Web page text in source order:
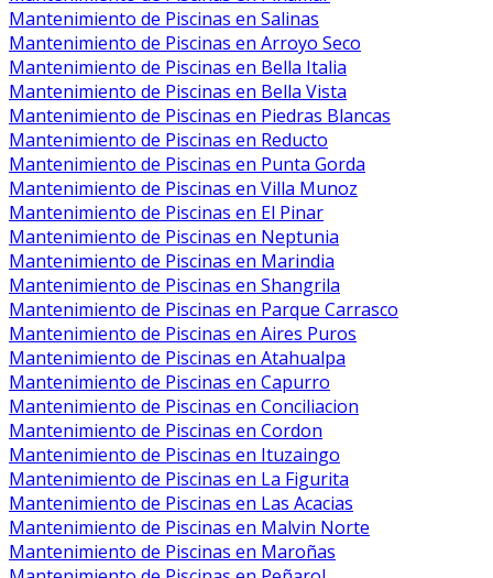
Mantenimiento de Piscinas en Salinas
Mantenimiento de Piscinas en Arroyo Seco
Mantenimiento de Piscinas en Bella Italia
Mantenimiento de Piscinas en Bella Vista
Mantenimiento de Piscinas en Piedras Blancas
Mantenimiento de Piscinas en Reducto
Mantenimiento de Piscinas en Punta Gorda
Mantenimiento de Piscinas en Villa Munoz
Mantenimiento de Piscinas en El Pinar
Mantenimiento de Piscinas en Neptunia
Mantenimiento de Piscinas en Marindia
Mantenimiento de Piscinas en Shangrila
Mantenimiento de Piscinas en Parque Carrasco
Mantenimiento de Piscinas en Aires Puros
Mantenimiento de Piscinas en Atahualpa
Mantenimiento de Piscinas en Capurro
Mantenimiento de Piscinas en Conciliacion
Mantenimiento de Piscinas en Cordon
Mantenimiento de Piscinas en Ituzaingo
Mantenimiento de Piscinas en La Figurita
Mantenimiento de Piscinas en Las Acacias
Mantenimiento de Piscinas en Malvin Norte
Mantenimiento de Piscinas en Maroñas